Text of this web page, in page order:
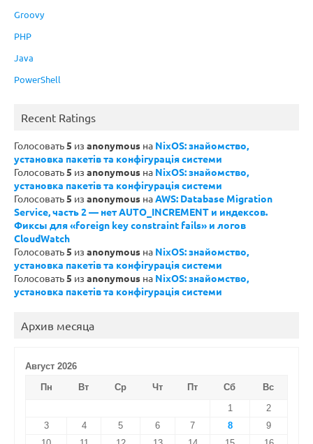
Groovy
PHP
Java
PowerShell
Recent Ratings
Голосовать5 из anonymous на NixOS: знайомство,
установка пакетів та конфігурація системи
Голосовать5 из anonymous на NixOS: знайомство,
установка пакетів та конфігурація системи
Голосовать5 из anonymous наAWS: Database Migration
Service, часть 2 — нет AUTO_INCREMENT и индексов.
Фиксы для «foreign key constraint fails» и логов
CloudWatch
Голосовать5 из anonymous на NixOS: знайомство,
установка пакетів та конфігурація системи
Голосовать5 из anonymous на NixOS: знайомство,
установка пакетів та конфігурація системи
Архив месяца
Август 2026
Пн
Вт Ср Чт Пт Сб
Вс
1
2
3
4 5 6 7 8
9